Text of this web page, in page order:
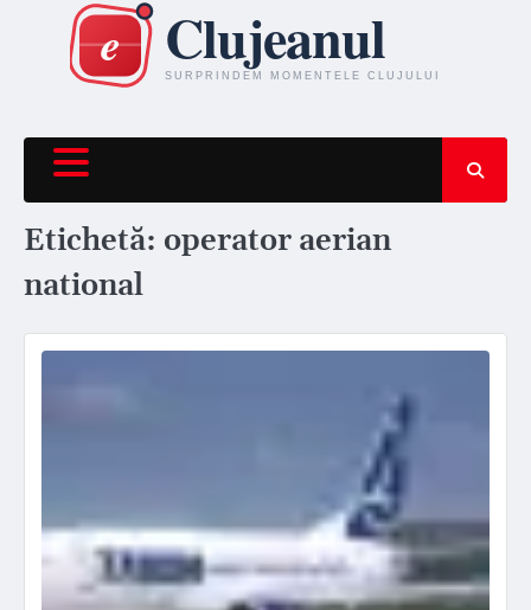
content
Etichetă: operator aerian
national